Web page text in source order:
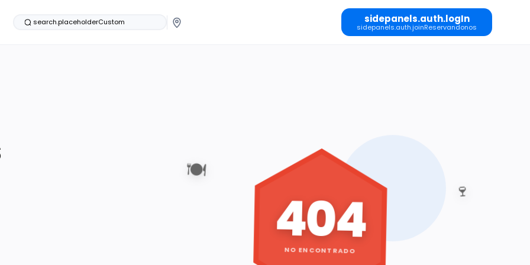
search.placeholderCustom sidepanels.auth.logIn
sidepanels.auth.joinReservandonos
🍽️
🍷
404
NO ENCONTRADO